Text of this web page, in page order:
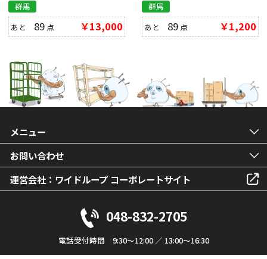
群馬
あと 89 点 ￥13,000
群馬
あと 89 点 ￥1,200
メニュー
お問い合わせ
運営会社：ワイドループ コーポレートサイト
048-832-2705
電話受付時間 9:30～12:00 ／ 13:00～16:30